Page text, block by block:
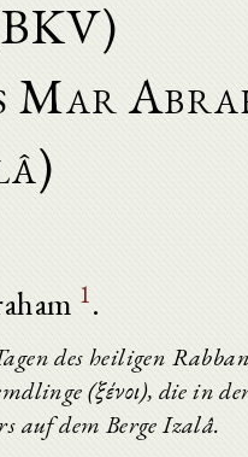
Mar
1.
des heiligen
(ξένοι), die in
auf dem Berge Izalâ.